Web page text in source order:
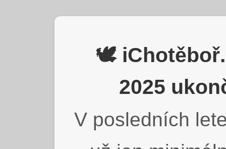
🕊️
2025
V posledních